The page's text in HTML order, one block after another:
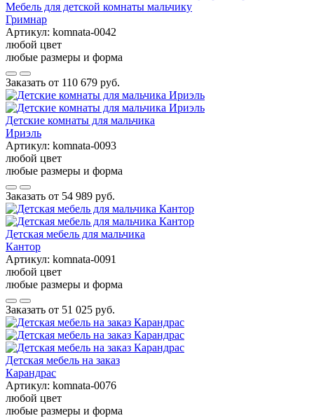
Мебель для детской комнаты мальчику
Гримнар
Артикул: komnata-0042
любой цвет
любые размеры и форма
Заказать от 110 679 руб.
Детские комнаты для мальчика
Ириэль
Артикул: komnata-0093
любой цвет
любые размеры и форма
Заказать от 54 989 руб.
Детская мебель для мальчика
Кантор
Артикул: komnata-0091
любой цвет
любые размеры и форма
Заказать от 51 025 руб.
Детская мебель на заказ
Карандрас
Артикул: komnata-0076
любой цвет
любые размеры и форма